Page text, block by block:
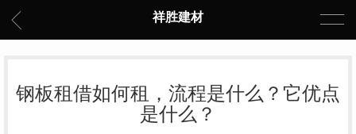
祥胜建材
钢板租借如何租，流程是什么？它优点
是什么？